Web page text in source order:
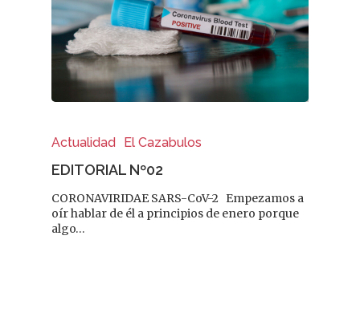
Actualidad El Cazabulos
EDITORIAL Nº02
CORONAVIRIDAE SARS-CoV-2 Empezamos a
oír hablar de él a principios de enero porque
algo…
I Jornada Gallega De
Dermofarmacia
Problemas
Salud
Nutrición
Pacientes